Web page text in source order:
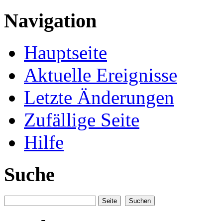
Navigation
Hauptseite
Aktuelle Ereignisse
Letzte Änderungen
Zufällige Seite
Hilfe
Suche